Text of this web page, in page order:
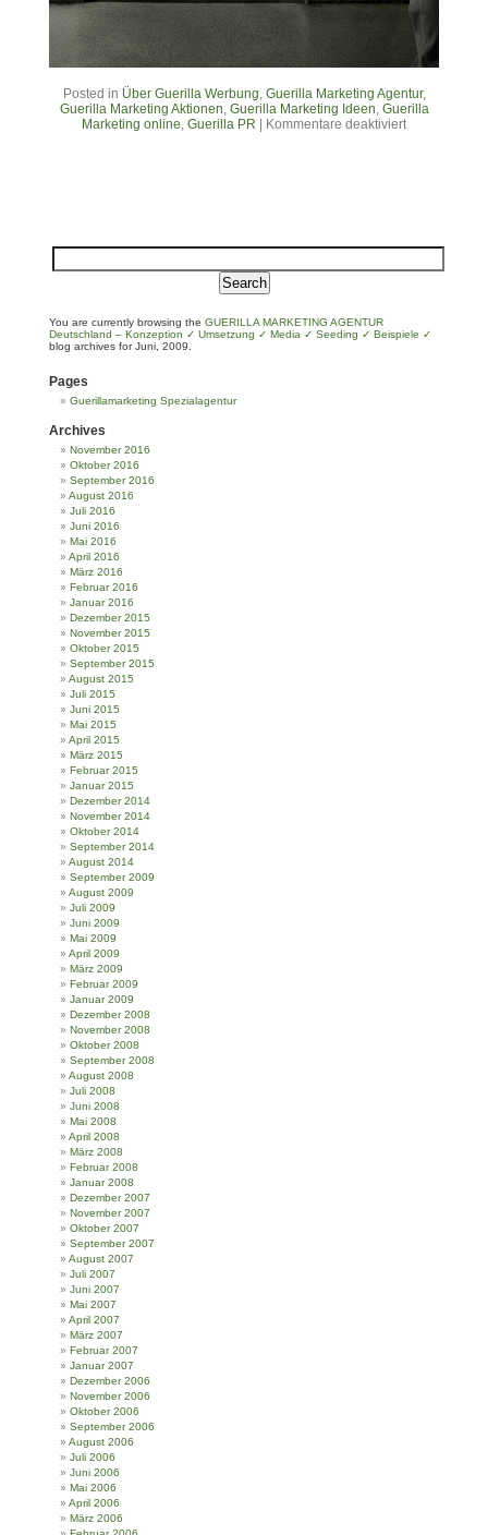
Posted in Über Guerilla Werbung, Guerilla Marketing Agentur,
Guerilla Marketing Aktionen, Guerilla Marketing Ideen, Guerilla
Marketing online, Guerilla PR Kommentare deaktiviert
You are currently browsing the GUERILLA MARKETING AGENTUR
Deutschland – Konzeption ✓ Umsetzung ✓ Media ✓ Seeding ✓ Beispiele ✓
blog archives for Juni, 2009.
Pages
Guerillamarketing Spezialagentur
Archives
November 2016
Oktober 2016
September 2016
August 2016
Juli 2016
Juni 2016
Mai 2016
April 2016
März 2016
Februar 2016
Januar 2016
Dezember 2015
November 2015
Oktober 2015
September 2015
August 2015
Juli 2015
Juni 2015
Mai 2015
April 2015
März 2015
Februar 2015
Januar 2015
Dezember 2014
November 2014
Oktober 2014
September 2014
August 2014
September 2009
August 2009
Juli 2009
Juni 2009
Mai 2009
April 2009
März 2009
Februar 2009
Januar 2009
Dezember 2008
November 2008
Oktober 2008
September 2008
August 2008
Juli 2008
Juni 2008
Mai 2008
April 2008
März 2008
Februar 2008
Januar 2008
Dezember 2007
November 2007
Oktober 2007
September 2007
August 2007
Juli 2007
Juni 2007
Mai 2007
April 2007
März 2007
Februar 2007
Januar 2007
Dezember 2006
November 2006
Oktober 2006
September 2006
August 2006
Juli 2006
Juni 2006
Mai 2006
April 2006
März 2006